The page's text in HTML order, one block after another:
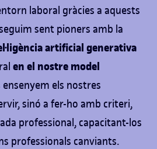
laboral gràcies a aquests
sent pioners amb la
artificial generativa
en el nostre model
ensenyem els nostres
sinó a fer-ho amb criteri,
professional, capacitant-los
professionals canviants.